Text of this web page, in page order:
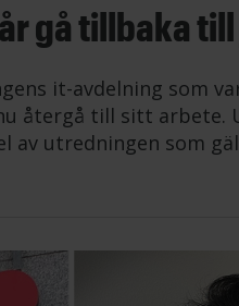
gå tillbaka
it-avdelning som
återgå till sitt arbete.
av utredningen som